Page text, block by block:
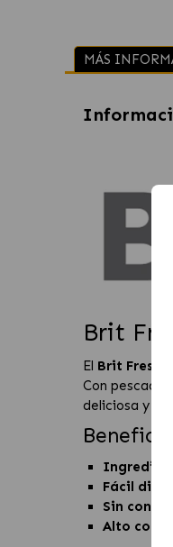
MÁS
Brit
El Brit Fresh
Con pescado
deliciosa y
Fácil
Sin
Alto